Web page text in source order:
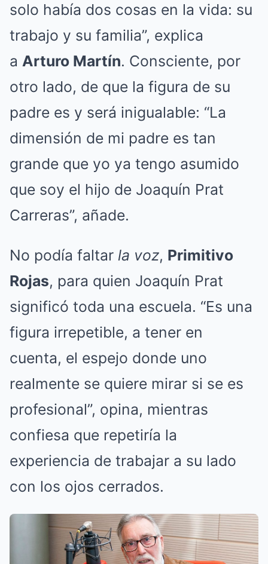
solo había dos cosas en la vida: su
trabajo y su familia”, explica
a Arturo Martín. Consciente, por
otro lado, de que la figura de su
padre es y será inigualable: “La
dimensión de mi padre es tan
grande que yo ya tengo asumido
que soy el hijo de Joaquín Prat
Carreras”, añade.
No podía faltar la voz, Primitivo
Rojas, para quien Joaquín Prat
significó toda una escuela. “Es una
figura irrepetible, a tener en
cuenta, el espejo donde uno
realmente se quiere mirar si se es
profesional”, opina, mientras
confiesa que repetiría la
experiencia de trabajar a su lado
con los ojos cerrados.